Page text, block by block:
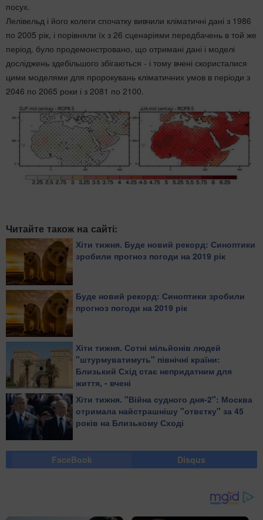
посух.
Лелівельд і його колеги спочатку вивчили кліматичні дані з 1986
по 2005 рік, і порівняли їх з 26 сценаріями передбачень в той же
період. було продемонстровано, що отримані дані і моделі
досліджень здебільшого збігаються - і тому вчені скористалися
цими моделями для пророкувань кліматичних умов в періоди з
2046 по 2065 роки і з 2081 по 2100.
Читайте також на сайті:
Хіти тижня. Буде новий рекорд: Синоптики
зробили прогноз погоди на 2019 рік
Буде новий рекорд: Синоптики зробили
прогноз погоди на 2019 рік
Хіти тижня. Сотні мільйонів людей
"штурмуватимуть" північні країни:
Близький Схід стає непридатним для
життя, - вчені
Хіти тижня. "Війна судного дня-2": Москва
отримала найстрашнішу "отвєтку" за 45
років на Близькому Сході
FaceBook Disqus